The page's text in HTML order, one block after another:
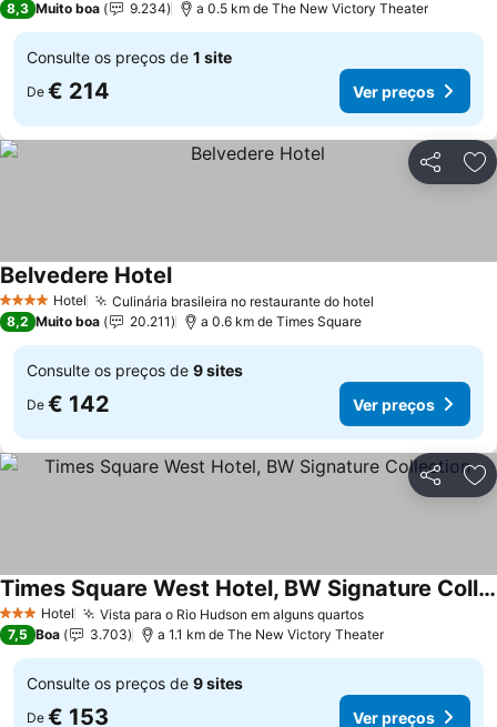
8,3 Muito boa 9.234 a 0.5 km de The New Victory Theater
Consulte os preços de 1 site
De € 214 Ver preços
Partilhar
4 EstrelasHotel Culinária brasileira no restaurante do hotel
Belvedere Hotel
8,2 Muito boa 20.211 a 0.6 km de Times Square
Consulte os preços de 9 sites
De € 142 Ver preços
Partilhar
3 EstrelasHotel Vista para o Rio Hudson em alguns quartos
Times Square West Hotel, BW Signature Collection
7,5 Boa 3.703 a 1.1 km de The New Victory Theater
Consulte os preços de 9 sites
De € 153 Ver preços